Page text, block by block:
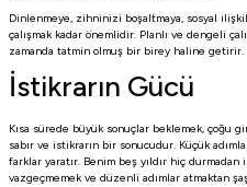
Dinlenmeye, zihninizi boşaltmaya, sosyal
çalışmak kadar önemlidir. Planlı ve dengeli
zamanda tatmin olmuş bir birey haline getirir.
İstikrarın Gücü
Kısa sürede büyük sonuçlar beklemek, çoğu
sabır ve istikrarın bir sonucudur. Küçük
farklar yaratır. Benim beş yıldır hiç durmadan
vazgeçmemek ve düzenli adımlar atmaktan